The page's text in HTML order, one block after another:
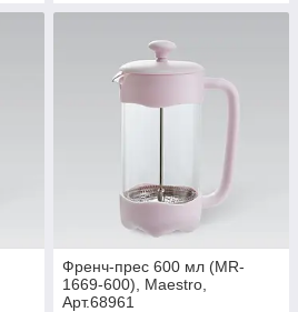
Френч-прес 600 мл (MR-
1669-600), Maestro,
Арт.68961